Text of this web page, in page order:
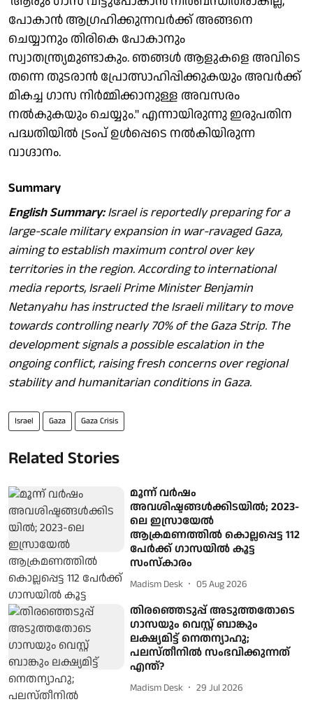
പോകാന്‍ ആഗ്രഹിക്കുന്നവര്‍ക്ക് അങ്ങനെ
ചെയ്യാനും തിരികെ പോകാനും
സ്വാതന്ത്ര്യമുണ്ടാകും. ഞങ്ങള്‍ ആളുകളെ അവിടെ
തന്നെ തുടരാന്‍ പ്രോത്സാഹിപ്പിക്കുകയും അവര്‍ക്ക്
മികച്ച ഗാസ നിര്‍മ്മിക്കാനുള്ള അവസരം
നല്‍കുകയും ചെയ്യും.'' എന്നായിരുന്നു ഇരുപതിന
പദ്ധതിയില്‍ ട്രംപ് ഉള്‍പ്പെടെ നല്‍കിയിരുന്ന
വാഗ്ദാനം.
Summary
English Summary:Israel is reportedly preparing for a
large-scale military expansion in war-ravaged Gaza,
aiming to establish maximum control over key
territories in the region. According to international
media reports, Israeli Prime Minister Benjamin
Netanyahu has instructed the Israeli military to move
towards controlling nearly 70% of the Gaza Strip. The
development signals a possible escalation in the
ongoing conflict, raising fresh concerns over regional
stability and humanitarian conditions in Gaza.
Israel Gaza Gaza Crisis
Related Stories
മൂന്ന് വര്‍ഷം
അവശിഷ്ടങ്ങള്‍ക്കിടയില്‍; 2023-
ലെ ഇസ്രായേല്‍
ആക്രമണത്തില്‍ കൊല്ലപ്പെട്ട 112
പേര്‍ക്ക് ഗാസയില്‍ കൂട്ട
സംസ്‌കാരം
Madism Desk 05 Aug 2026
തിരഞ്ഞെടുപ്പ് അടുത്തതോടെ
ഗാസയും വെസ്റ്റ് ബാങ്കും
ലക്ഷ്യമിട്ട് നെതന്യാഹു;
പലസ്തീനില്‍ സംഭവിക്കുന്നത്
എന്ത്?
Madism Desk 29 Jul 2026